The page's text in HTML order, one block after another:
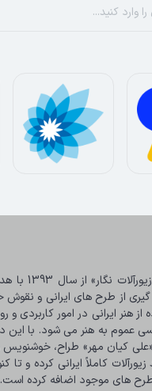
های موجود اضافه کرده است.